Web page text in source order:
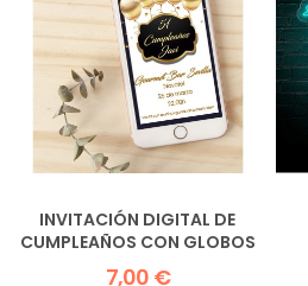
INVITACIÓN DIGITAL DE
CUMPLEAÑOS CON GLOBOS
7,00 €